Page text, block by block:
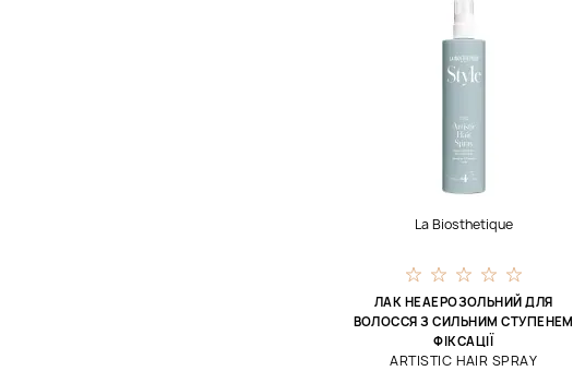
La Biosthetique
ЛАК НЕАЕРОЗОЛЬНИЙ ДЛЯ
ВОЛОССЯ З СИЛЬНИМ СТУПЕНЕМ
ФІКСАЦІЇ
ARTISTIC HAIR SPRAY